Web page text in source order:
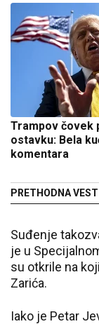
Trampov čovek
ostavku: Bela
komentara
PRETHODNA VEST
Suđenje
je u
su otkrile na
Zarića.
Iako je Petar